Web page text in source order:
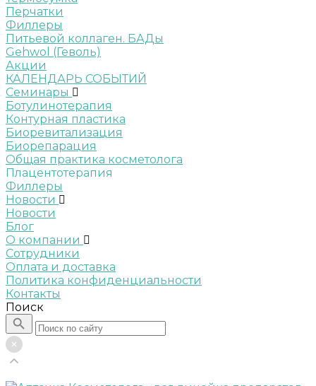
Перчатки
Филлеры
Питьевой коллаген. БАДы
Gehwol (Геволь)
Акции
КАЛЕНДАРЬ СОБЫТИЙ
Семинары
Ботулинотерапия
Контурная пластика
Биоревитализация
Биорепарация
Общая практика косметолога
Плацентотерапия
Филлеры
Новости
Новости
Блог
О компании
Сотрудники
Оплата и доставка
Политика конфиденциальности
Контакты
Поиск